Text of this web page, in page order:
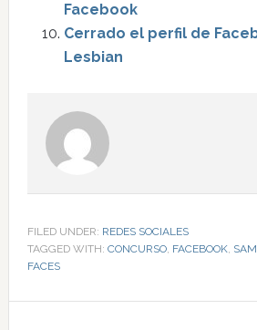
Facebook
Cerrado el perfil de
Lesbian
FILED UNDER: REDES SOCIALES
TAGGED WITH: CONCURSO, FACEBOOK,
FACES